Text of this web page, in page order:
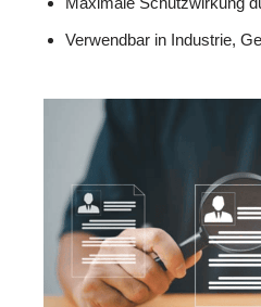
Verwendbar in Industrie,